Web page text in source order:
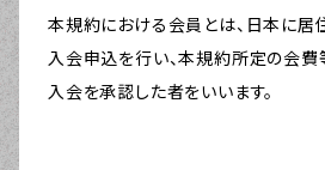
本規約における会員とは、日本に居
入会申込を行い、本規約所定の会費
入会を承認した者をいいます。